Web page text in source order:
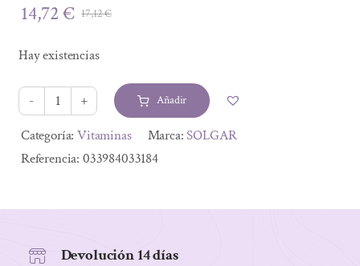
17,12€El
era:
17,12 €.
14,72€
El
es:
14,72 €.
Hay existencias
VITAMIN
D3
600
cantidad
Añadir
Alternative:
Categoría:Vitaminas Marca:SOLGAR
Referencia: 033984033184
Devolución 14 días